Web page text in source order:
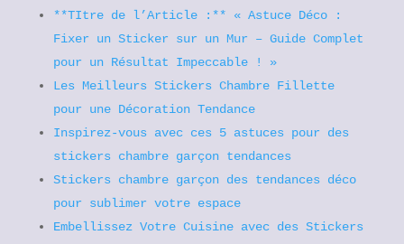
**TItre de l’Article :** « Astuce Déco :
Fixer un Sticker sur un Mur – Guide Complet
pour un Résultat Impeccable ! »
Les Meilleurs Stickers Chambre Fillette
pour une Décoration Tendance
Inspirez-vous avec ces 5 astuces pour des
stickers chambre garçon tendances
Stickers chambre garçon des tendances déco
pour sublimer votre espace
Embellissez Votre Cuisine avec des Stickers